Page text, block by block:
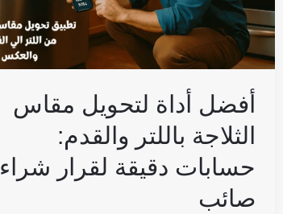
أفضل أداة لتحويل مقاس
الثلاجة باللتر والقدم:
حسابات دقيقة لقرار شراء
صائب
والقدم:
حسابات
دقيقة
شراء
صائب